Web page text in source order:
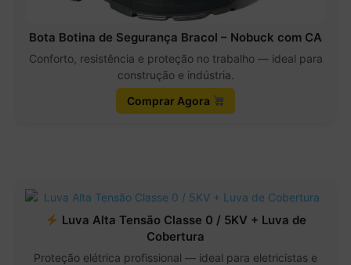
Bota Botina de Segurança Bracol – Nobuck com CA
Conforto, resistência e proteção no trabalho — ideal para
construção e indústria.
Comprar Agora
Luva Alta Tensão Classe 0 / 5KV + Luva de
Cobertura
Proteção elétrica profissional — ideal para eletricistas e